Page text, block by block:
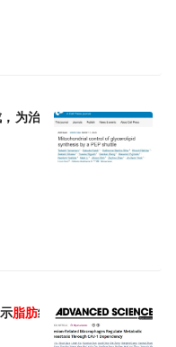
为治疗 脂肪肝和糖尿病提供
脂肪组织中新型黏附巨噬细